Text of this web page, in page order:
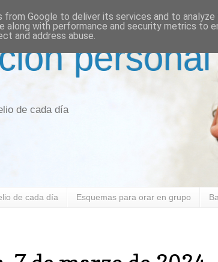
personal
de cada día
de cada día Esquemas para orar en grupo
from Google to deliver its services and to
along with performance and security metrics to
and address abuse.